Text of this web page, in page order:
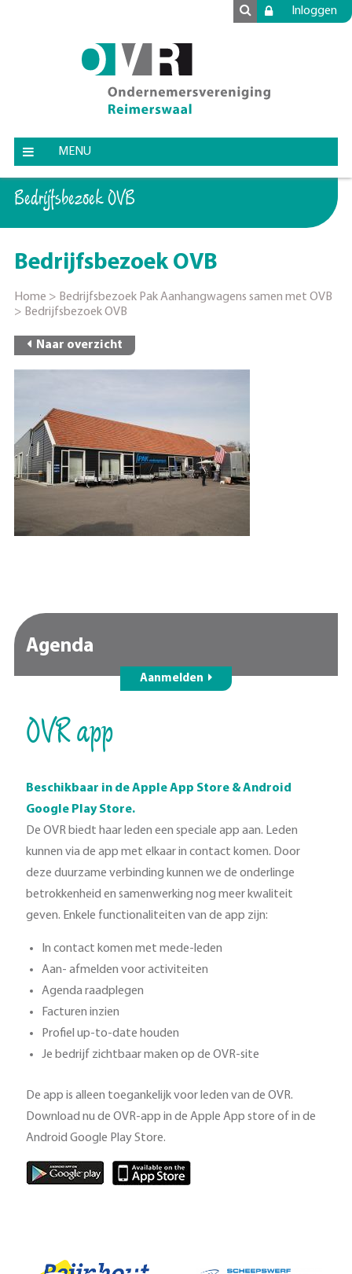
Inloggen
MENU
Bedrijfsbezoek OVB
Bedrijfsbezoek OVB
Home > Bedrijfsbezoek Pak Aanhangwagens samen met OVB
> Bedrijfsbezoek OVB
Naar overzicht
Agenda
Aanmelden
OVR app
Beschikbaar in de Apple App Store & Android
Google Play Store.
De OVR biedt haar leden een speciale app aan. Leden
kunnen via de app met elkaar in contact komen. Door
deze duurzame verbinding kunnen we de onderlinge
betrokkenheid en samenwerking nog meer kwaliteit
geven. Enkele functionaliteiten van de app zijn:
In contact komen met mede-leden
Aan- afmelden voor activiteiten
Agenda raadplegen
Facturen inzien
Profiel up-to-date houden
Je bedrijf zichtbaar maken op de OVR-site
De app is alleen toegankelijk voor leden van de OVR.
Download nu de OVR-app in de Apple App store of in de
Android Google Play Store.